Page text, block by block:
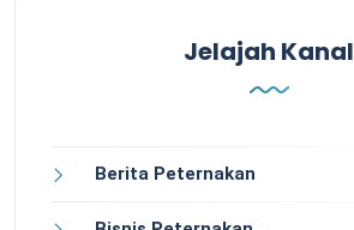
Jelajah Kanal
Berita Peternakan